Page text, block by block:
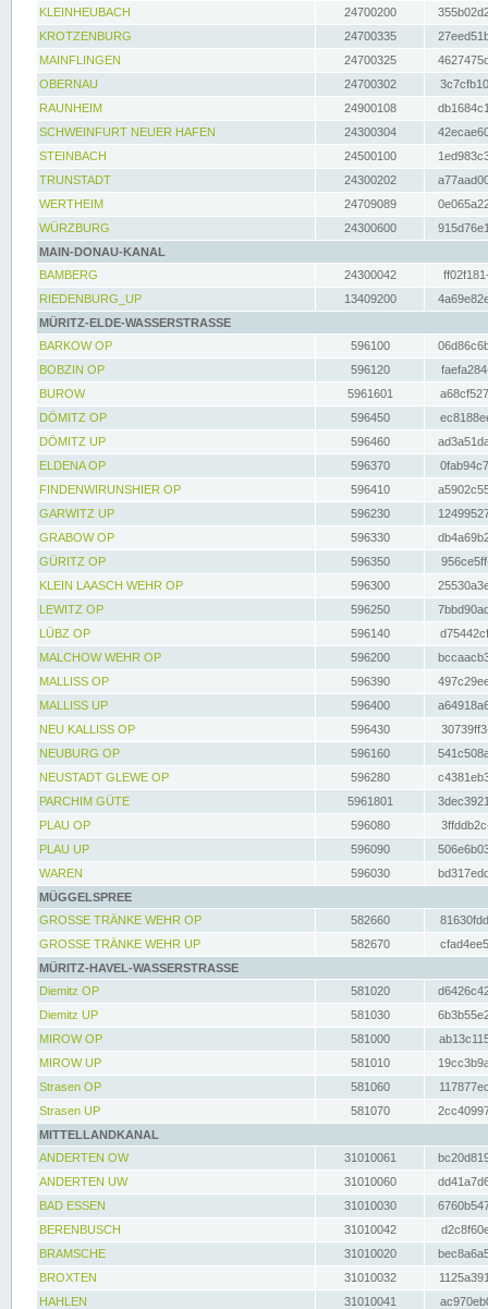
KLEINHEUBACH 24700200
KROTZENBURG
24700335
MAINFLINGEN
24700325
OBERNAU
24700302
RAUNHEIM
24900108
SCHWEINFURT NEUER HAFEN
24300304
STEINBACH
24500100
TRUNSTADT
24300202
WERTHEIM
24709089
WÜRZBURG
24300600
MAIN-DONAU-KANAL
BAMBERG
24300042
RIEDENBURG_UP
13409200
MÜRITZ-ELDE-WASSERSTRASSE
BARKOW OP
596100
BOBZIN OP
596120
BUROW
5961601
DÖMITZ OP
596450
DÖMITZ UP
596460
ELDENA OP
596370
FINDENWIRUNSHIER OP
596410
GARWITZ UP
596230
GRABOW OP
596330
GÜRITZ OP
596350
KLEIN LAASCH WEHR OP
596300
LEWITZ OP
596250
LÜBZ OP
596140
MALCHOW WEHR OP
596200
MALLISS OP
596390
MALLISS UP
596400
NEU KALLISS OP
596430
NEUBURG OP
596160
NEUSTADT GLEWE OP
596280
PARCHIM GÜTE
5961801
PLAU OP
596080
PLAU UP
596090
WAREN
596030
MÜGGELSPREE
GROSSE TRÄNKE WEHR OP
582660
GROSSE TRÄNKE WEHR UP
582670
MÜRITZ-HAVEL-WASSERSTRASSE
Diemitz OP
581020
Diemitz UP
581030
MIROW OP
581000
MIROW UP
581010
Strasen OP
581060
Strasen UP
581070
MITTELLANDKANAL
ANDERTEN OW
31010061
ANDERTEN UW
31010060
BAD ESSEN
31010030
BERENBUSCH
31010042
BRAMSCHE
31010020
BROXTEN
31010032
HAHLEN
31010041